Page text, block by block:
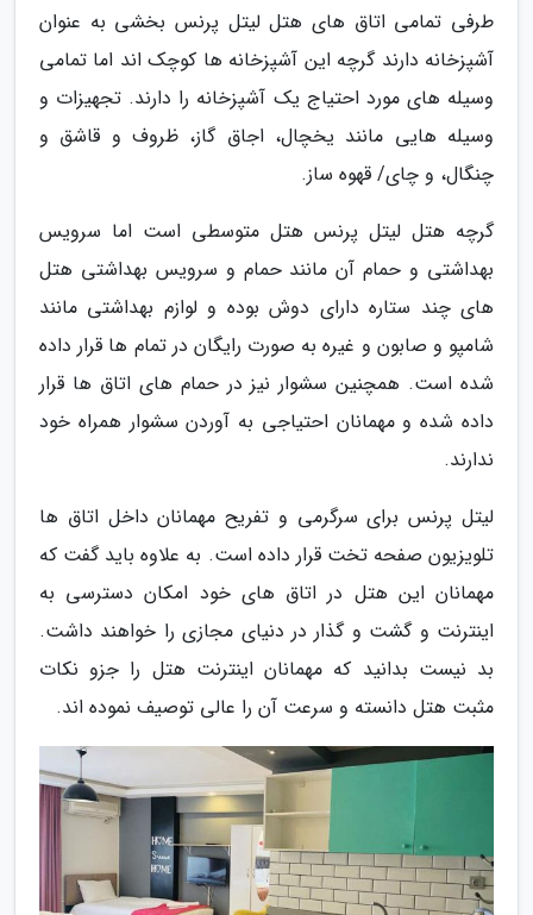
طرفی تمامی اتاق های هتل لیتل پرنس بخشی به عنوان
آشپزخانه دارند گرچه این آشپزخانه ها کوچک اند اما تمامی
وسیله های مورد احتیاج یک آشپزخانه را دارند. تجهیزات و
وسیله هایی مانند یخچال، اجاق گاز، ظروف و قاشق و
چنگال، و چای/ قهوه ساز.
گرچه هتل لیتل پرنس هتل متوسطی است اما سرویس
بهداشتی و حمام آن مانند حمام و سرویس بهداشتی هتل
های چند ستاره دارای دوش بوده و لوازم بهداشتی مانند
شامپو و صابون و غیره به صورت رایگان در تمام ها قرار داده
شده است. همچنین سشوار نیز در حمام های اتاق ها قرار
داده شده و مهمانان احتیاجی به آوردن سشوار همراه خود
ندارند.
لیتل پرنس برای سرگرمی و تفریح مهمانان داخل اتاق ها
تلویزیون صفحه تخت قرار داده است. به علاوه باید گفت که
مهمانان این هتل در اتاق های خود امکان دسترسی به
اینترنت و گشت و گذار در دنیای مجازی را خواهند داشت.
بد نیست بدانید که مهمانان اینترنت هتل را جزو نکات
مثبت هتل دانسته و سرعت آن را عالی توصیف نموده اند.